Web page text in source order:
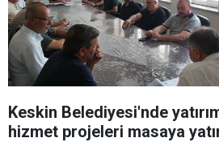
Keskin Belediyesi'nde
hizmet projeleri masaya